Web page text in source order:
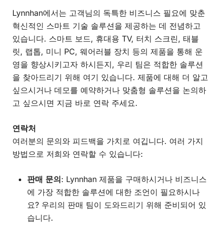
Lynnhan에서는 고객님의 독특한 비즈니스 필요에 맞춘
혁신적인 스마트 기술 솔루션을 제공하는 데 전념하고
있습니다. 스마트 보드, 휴대용 TV, 터치 스크린, 태블
릿, 랩톱, 미니 PC, 웨어러블 장치 등의 제품을 통해 운
영을 향상시키고자 하시든지, 우리 팀은 적합한 솔루션
을 찾아드리기 위해 여기 있습니다. 제품에 대해 더 알고
싶으시거나 데모를 예약하거나 맞춤형 솔루션을 논의하
고 싶으시면 지금 바로 연락 주세요.
연락처
여러분의 문의와 피드백을 가치로 여깁니다. 여러 가지
방법으로 저희와 연락할 수 있습니다:
판매 문의: Lynnhan 제품을 구매하시거나 비즈니스
에 가장 적합한 솔루션에 대한 조언이 필요하시나
요? 우리의 판매 팀이 도와드리기 위해 준비되어 있
습니다.